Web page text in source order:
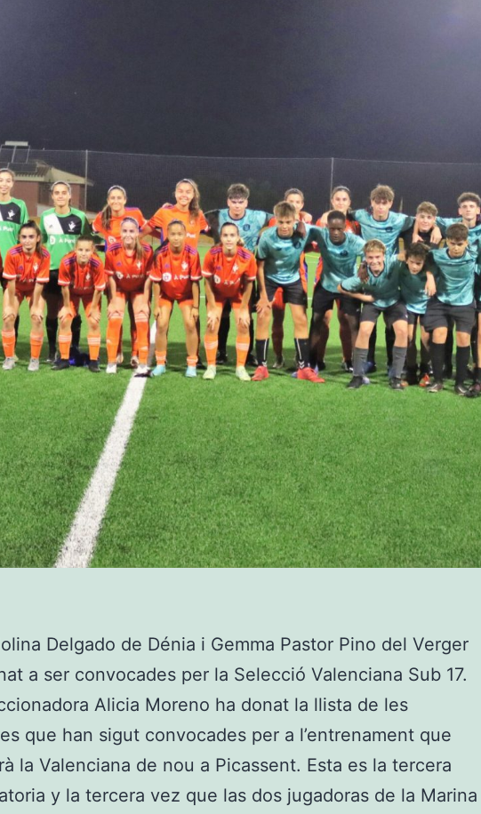
Delgado de Dénia i Gemma Pastor Pino del Verger
a ser convocades per la Selecció Valenciana Sub 17.
Alicia Moreno ha donat la llista de les
que han sigut convocades per a l’entrenament que
la Valenciana de nou a Picassent. Esta es la tercera
y la tercera vez que las dos jugadoras de la Marina